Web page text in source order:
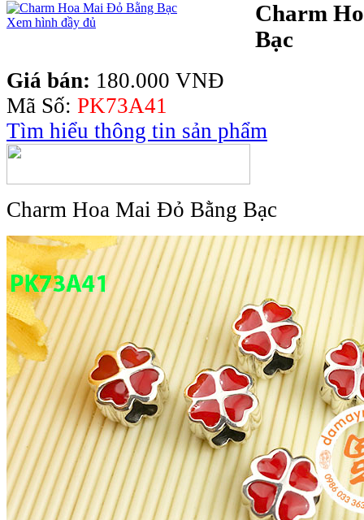
Xem hình đầy đủ
Charm
Bạc
Giá bán: 180.000 VNĐ
Mã Số: PK73A41
Tìm hiểu thông tin sản phẩm
Charm Hoa Mai Đỏ Bằng Bạc